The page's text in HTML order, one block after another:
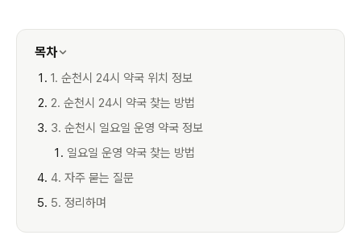
목차
1. 순천시 24시 약국 위치 정보
2. 순천시 24시 약국 찾는 방법
3. 순천시 일요일 운영 약국 정보
일요일 운영 약국 찾는 방법
4. 자주 묻는 질문
5. 정리하며